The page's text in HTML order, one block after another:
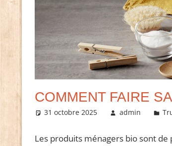
COMMENT FAIRE
31 octobre 2025 admin
Les produits ménagers bio sont